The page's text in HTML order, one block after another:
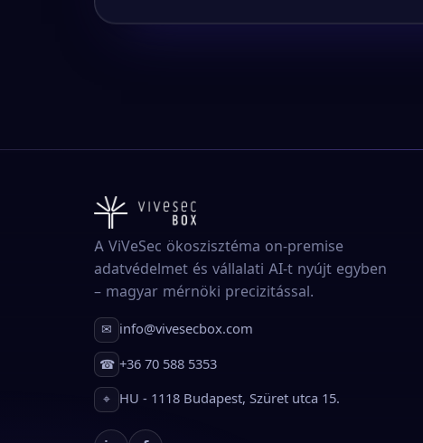
A ViVeSec ökoszisztéma on-premise
adatvédelmet és vállalati AI-t nyújt egyben
– magyar mérnöki precizitással.
✉ info@vivesecbox.com
☎ +36 70 588 5353
⌖ HU - 1118 Budapest, Szüret utca 15.